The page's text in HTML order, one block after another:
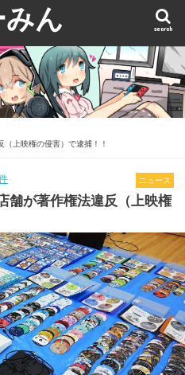
ん search
上映権の侵害）で逮捕！！
ニュース
舗が著作権法違反（上映権